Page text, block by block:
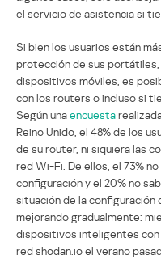
el servicio de asistencia si
Si bien los usuarios están
protección de sus portátiles,
dispositivos móviles, es
con los routers o incluso si
Según unaencuesta
Reino Unido, el 48% de los
de su router, ni siquiera las
red Wi-Fi. De ellos, el 73%
configuración y el 20% no
situación de la
mejorando gradualmente:
dispositivos inteligentes con
red shodan.io el verano